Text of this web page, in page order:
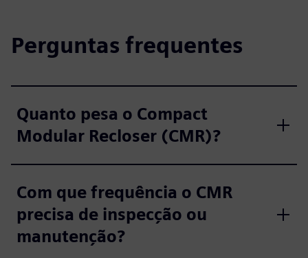
Perguntas frequentes
Quanto pesa o Compact
Modular Recloser (CMR)?
Com que frequência o CMR
precisa de inspecção ou
manutenção?